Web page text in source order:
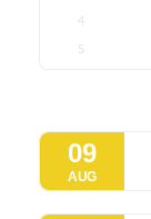
4
5
09
AUG